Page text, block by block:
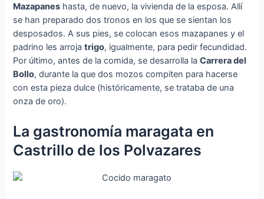
Mazapanes hasta, de nuevo, la vivienda de la esposa. Allí
se han preparado dos tronos en los que se sientan los
desposados. A sus pies, se colocan esos mazapanes y el
padrino les arrojatrigo, igualmente, para pedir fecundidad.
Por último, antes de la comida, se desarrolla laCarrera del
Bollo, durante la que dos mozos compiten para hacerse
con esta pieza dulce (históricamente, se trataba de una
onza de oro).
La gastronomía maragata en
Castrillo de los Polvazares